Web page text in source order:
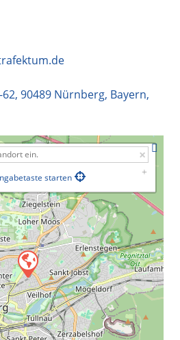
62, 90489 Nürnberg, Bayern,
starten